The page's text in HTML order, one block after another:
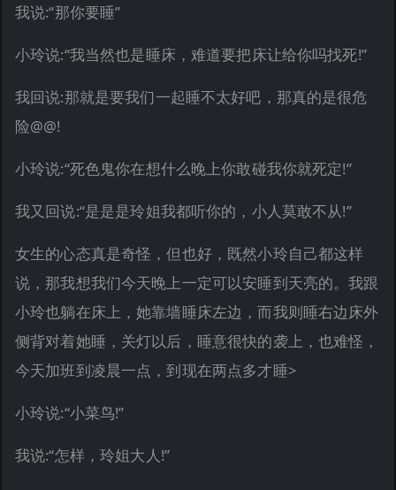
我说:“那你要睡”
小玲说:“我当然也是睡床，难道要把床让给你吗找死!”
我回说:那就是要我们一起睡不太好吧，那真的是很危
险@@!
小玲说:“死色鬼你在想什么晚上你敢碰我你就死定!”
我又回说:“是是是玲姐我都听你的，小人莫敢不从!”
女生的心态真是奇怪，但也好，既然小玲自己都这样
说，那我想我们今天晚上一定可以安睡到天亮的。我跟
小玲也躺在床上，她靠墙睡床左边，而我则睡右边床外
侧背对着她睡，关灯以后，睡意很快的袭上，也难怪，
今天加班到凌晨一点，到现在两点多才睡>
小玲说:“小菜鸟!”
我说:“怎样，玲姐大人!”